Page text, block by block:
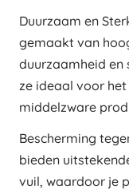
Duurzaam en
gemaakt van
duurzaamheid en
ze ideaal voor
middelzware
Bescherming
bieden
vuil, waardoor je